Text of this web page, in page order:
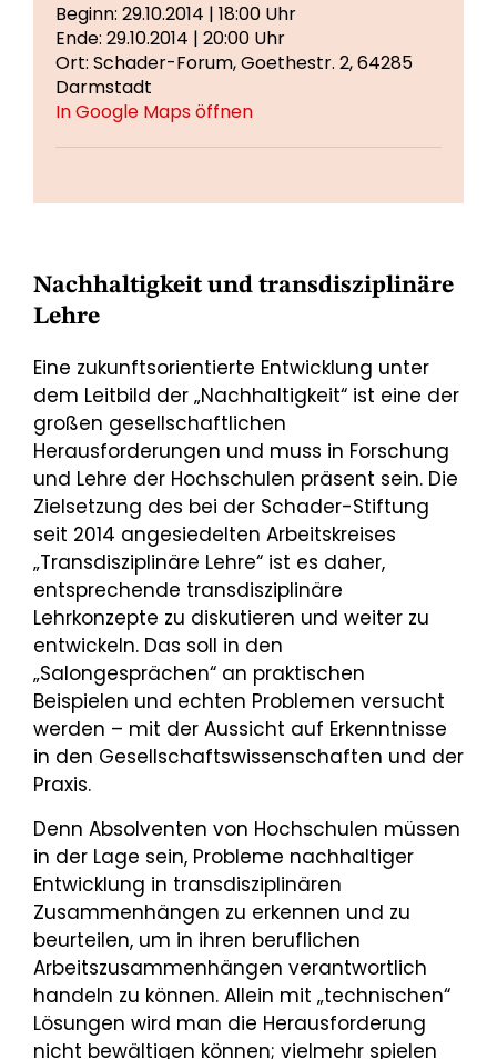
Beginn: 29.10.2014 | 18:00 Uhr
Ende: 29.10.2014 | 20:00 Uhr
Ort: Schader-Forum, Goethestr. 2, 64285
Darmstadt
In Google Maps öffnen
Nachhaltigkeit und transdisziplinäre
Lehre
Eine zukunftsorientierte Entwicklung unter
dem Leitbild der „Nachhaltigkeit“ ist eine der
großen gesellschaftlichen
Herausforderungen und muss in Forschung
und Lehre der Hochschulen präsent sein. Die
Zielsetzung des bei der Schader-Stiftung
seit 2014 angesiedelten Arbeitskreises
„Transdisziplinäre Lehre“ ist es daher,
entsprechende transdisziplinäre
Lehrkonzepte zu diskutieren und weiter zu
entwickeln. Das soll in den
„Salongesprächen“ an praktischen
Beispielen und echten Problemen versucht
werden – mit der Aussicht auf Erkenntnisse
in den Gesellschaftswissenschaften und der
Praxis.
Denn Absolventen von Hochschulen müssen
in der Lage sein, Probleme nachhaltiger
Entwicklung in transdisziplinären
Zusammenhängen zu erkennen und zu
beurteilen, um in ihren beruflichen
Arbeitszusammenhängen verantwortlich
handeln zu können. Allein mit „technischen“
Lösungen wird man die Herausforderung
nicht bewältigen können; vielmehr spielen